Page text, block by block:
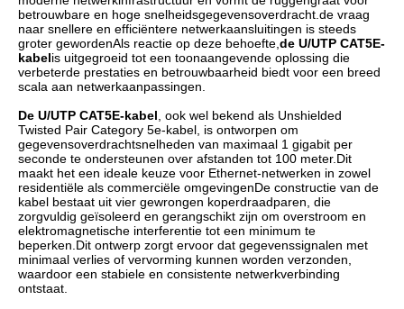
betrouwbare en hoge snelheidsgegevensoverdracht.de vraag
naar snellere en efficiëntere netwerkaansluitingen is steeds
groter gewordenAls reactie op deze behoefte, de U/UTP CAT5E-
kabelis uitgegroeid tot een toonaangevende oplossing die
verbeterde prestaties en betrouwbaarheid biedt voor een breed
scala aan netwerkaanpassingen.
De U/UTP CAT5E-kabel , ook wel bekend als Unshielded
Twisted Pair Category 5e-kabel, is ontworpen om
gegevensoverdrachtsnelheden van maximaal 1 gigabit per
seconde te ondersteunen over afstanden tot 100 meter.Dit
maakt het een ideale keuze voor Ethernet-netwerken in zowel
residentiële als commerciële omgevingenDe constructie van de
kabel bestaat uit vier gewrongen koperdraadparen, die
zorgvuldig geïsoleerd en gerangschikt zijn om overstroom en
elektromagnetische interferentie tot een minimum te
beperken.Dit ontwerp zorgt ervoor dat gegevenssignalen met
minimaal verlies of vervorming kunnen worden verzonden,
waardoor een stabiele en consistente netwerkverbinding
ontstaat.